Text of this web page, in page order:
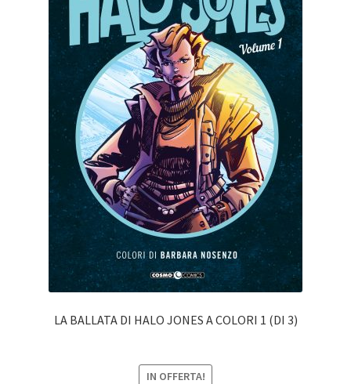
LA BALLATA DI HALO JONES A COLORI 1 (DI 3)
IN OFFERTA!